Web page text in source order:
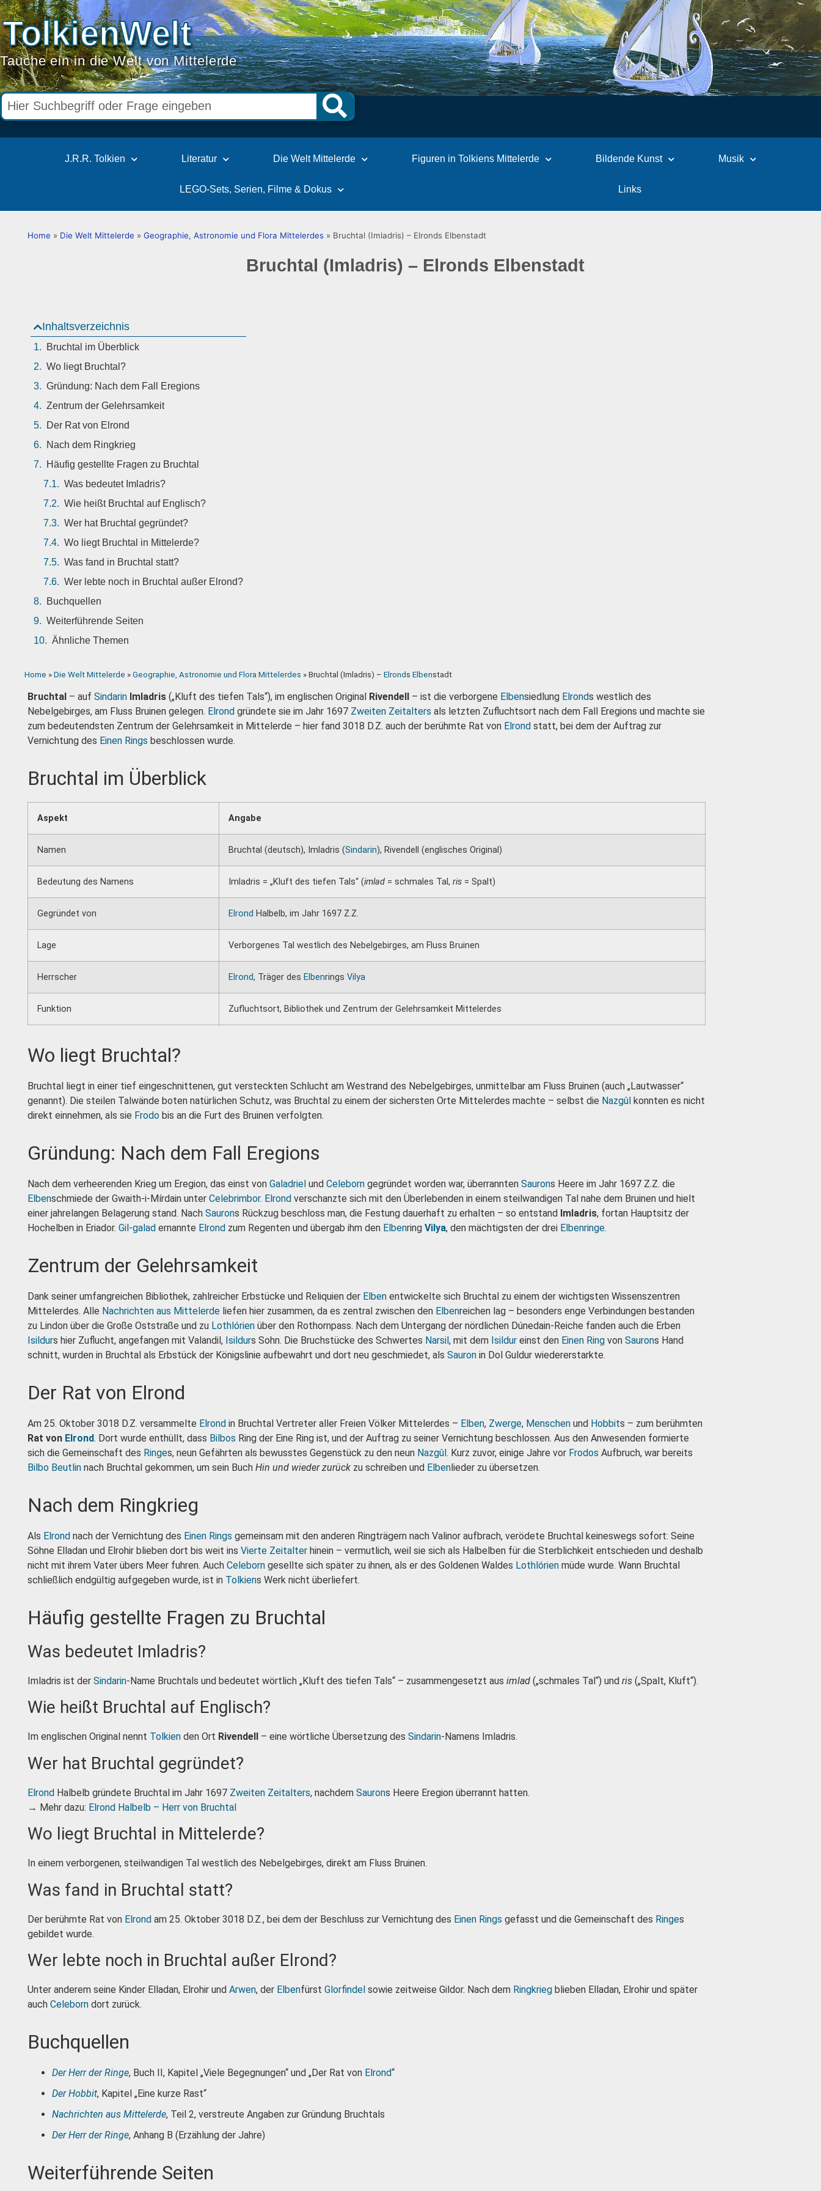
TolkienWelt
Tauche ein in die Welt von Mittelerde
J.R.R. Tolkien Literatur Die Welt Mittelerde Figuren in Tolkiens Mittelerde Bildende Kunst Musik
LEGO-Sets, Serien, Filme & Dokus Links
Home » Die Welt Mittelerde » Geographie, Astronomie und Flora Mittelerdes » Bruchtal (Imladris) – Elronds Elbenstadt
Bruchtal (Imladris) – Elronds Elbenstadt
Inhaltsverzeichnis
Bruchtal im Überblick
Wo liegt Bruchtal?
Gründung: Nach dem Fall Eregions
Zentrum der Gelehrsamkeit
Der Rat von Elrond
Nach dem Ringkrieg
Häufig gestellte Fragen zu Bruchtal
Was bedeutet Imladris?
Wie heißt Bruchtal auf Englisch?
Wer hat Bruchtal gegründet?
Wo liegt Bruchtal in Mittelerde?
Was fand in Bruchtal statt?
Wer lebte noch in Bruchtal außer Elrond?
Buchquellen
Weiterführende Seiten
Ähnliche Themen
Home » Die Welt Mittelerde » Geographie, Astronomie und Flora Mittelerdes » Bruchtal (Imladris) – Elrond s Elbenstadt
Bruchtal – auf Sindarin Imladris („Kluft des tiefen Tals“), im englischen Original Rivendell – ist die verborgene Elbensiedlung Elronds westlich des
Nebelgebirges, am Fluss Bruinen gelegen. Elrond gründete sie im Jahr 1697 Zweiten Zeitalters als letzten Zufluchtsort nach dem Fall Eregions und machte sie
zum bedeutendsten Zentrum der Gelehrsamkeit in Mittelerde – hier fand 3018 D.Z. auch der berühmte Rat von Elrond statt, bei dem der Auftrag zur
Vernichtung des Einen Rings beschlossen wurde.
Bruchtal im Überblick
Aspekt Angabe
Namen Bruchtal (deutsch), Imladris (Sindarin), Rivendell (englisches Original)
Bedeutung des Namens Imladris = „Kluft des tiefen Tals“ (imlad = schmales Tal, ris = Spalt)
Gegründet von Elrond Halbelb, im Jahr 1697 Z.Z.
Lage Verborgenes Tal westlich des Nebelgebirges, am Fluss Bruinen
Herrscher Elrond, Träger des Elbenrings Vilya
Funktion Zufluchtsort, Bibliothek und Zentrum der Gelehrsamkeit Mittelerdes
Wo liegt Bruchtal?
Bruchtal liegt in einer tief eingeschnittenen, gut versteckten Schlucht am Westrand des Nebelgebirges, unmittelbar am Fluss Bruinen (auch „Lautwasser“
genannt). Die steilen Talwände boten natürlichen Schutz, was Bruchtal zu einem der sichersten Orte Mittelerdes machte – selbst die Nazgûl konnten es nicht
direkt einnehmen, als sie Frodo bis an die Furt des Bruinen verfolgten.
Gründung: Nach dem Fall Eregions
Nach dem verheerenden Krieg um Eregion, das einst von Galadriel und Celeborn gegründet worden war, überrannten Saurons Heere im Jahr 1697 Z.Z. die
Elbenschmiede der Gwaith-i-Mírdain unter Celebrimbor. Elrond verschanzte sich mit den Überlebenden in einem steilwandigen Tal nahe dem Bruinen und hielt
einer jahrelangen Belagerung stand. Nach Saurons Rückzug beschloss man, die Festung dauerhaft zu erhalten – so entstand Imladris, fortan Hauptsitz der
Hochelben in Eriador. Gil-galad ernannte Elrond zum Regenten und übergab ihm den Elbenring Vilya, den mächtigsten der drei Elbenringe.
Zentrum der Gelehrsamkeit
Dank seiner umfangreichen Bibliothek, zahlreicher Erbstücke und Reliquien der Elben entwickelte sich Bruchtal zu einem der wichtigsten Wissenszentren
Mittelerdes. Alle Nachrichten aus Mittelerde liefen hier zusammen, da es zentral zwischen den Elbenreichen lag – besonders enge Verbindungen bestanden
zu Lindon über die Große Oststraße und zu Lothlórien über den Rothornpass. Nach dem Untergang der nördlichen Dúnedain-Reiche fanden auch die Erben
Isildurs hier Zuflucht, angefangen mit Valandil, Isildurs Sohn. Die Bruchstücke des Schwertes Narsil, mit dem Isildur einst den Einen Ring von Saurons Hand
schnitt, wurden in Bruchtal als Erbstück der Königslinie aufbewahrt und dort neu geschmiedet, als Sauron in Dol Guldur wiedererstarkte.
Der Rat von Elrond
Am 25. Oktober 3018 D.Z. versammelte Elrond in Bruchtal Vertreter aller Freien Völker Mittelerdes – Elben, Zwerge, Menschen und Hobbits – zum berühmten
Rat von Elrond. Dort wurde enthüllt, dass Bilbos Ring der Eine Ring ist, und der Auftrag zu seiner Vernichtung beschlossen. Aus den Anwesenden formierte
sich die Gemeinschaft des Ringes, neun Gefährten als bewusstes Gegenstück zu den neun Nazgûl. Kurz zuvor, einige Jahre vor Frodos Aufbruch, war bereits
Bilbo Beutlin nach Bruchtal gekommen, um sein Buch Hin und wieder zurück zu schreiben und Elbenlieder zu übersetzen.
Nach dem Ringkrieg
Als Elrond nach der Vernichtung des Einen Rings gemeinsam mit den anderen Ringträgern nach Valinor aufbrach, verödete Bruchtal keineswegs sofort: Seine
Söhne Elladan und Elrohir blieben dort bis weit ins Vierte Zeitalter hinein – vermutlich, weil sie sich als Halbelben für die Sterblichkeit entschieden und deshalb
nicht mit ihrem Vater übers Meer fuhren. Auch Celeborn gesellte sich später zu ihnen, als er des Goldenen Waldes Lothlórien müde wurde. Wann Bruchtal
schließlich endgültig aufgegeben wurde, ist in Tolkiens Werk nicht überliefert.
Häufig gestellte Fragen zu Bruchtal
Was bedeutet Imladris?
Imladris ist der Sindarin-Name Bruchtals und bedeutet wörtlich „Kluft des tiefen Tals“ – zusammengesetzt aus imlad („schmales Tal“) und ris („Spalt, Kluft“).
Wie heißt Bruchtal auf Englisch?
Im englischen Original nennt Tolkien den Ort Rivendell – eine wörtliche Übersetzung des Sindarin-Namens Imladris.
Wer hat Bruchtal gegründet?
Elrond Halbelb gründete Bruchtal im Jahr 1697 Zweiten Zeitalters, nachdem Saurons Heere Eregion überrannt hatten.
→ Mehr dazu: Elrond Halbelb – Herr von Bruchtal
Wo liegt Bruchtal in Mittelerde?
In einem verborgenen, steilwandigen Tal westlich des Nebelgebirges, direkt am Fluss Bruinen.
Was fand in Bruchtal statt?
Der berühmte Rat von Elrond am 25. Oktober 3018 D.Z., bei dem der Beschluss zur Vernichtung des Einen Rings gefasst und die Gemeinschaft des Ringes
gebildet wurde.
Wer lebte noch in Bruchtal außer Elrond?
Unter anderem seine Kinder Elladan, Elrohir und Arwen, der Elbenfürst Glorfindel sowie zeitweise Gildor. Nach dem Ringkrieg blieben Elladan, Elrohir und später
auch Celeborn dort zurück.
Buchquellen
Der Herr der Ringe, Buch II, Kapitel „Viele Begegnungen“ und „Der Rat von Elrond“
Der Hobbit, Kapitel „Eine kurze Rast“
Nachrichten aus Mittelerde, Teil 2, verstreute Angaben zur Gründung Bruchtals
Der Herr der Ringe, Anhang B (Erzählung der Jahre)
Weiterführende Seiten